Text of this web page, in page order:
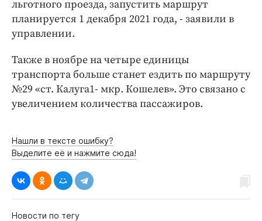
льготного проезда, запустить маршрут
планируется 1 декабря 2021 года, - заявили в
управлении.
Также в ноябре на четыре единицы
транспорта больше станет ездить по маршруту
№29 «ст. Калуга1- мкр. Кошелев». Это связано с
увеличением количества пассажиров.
Нашли в тексте ошибку?
Выделите её и нажмите сюда!
Новости по тегу